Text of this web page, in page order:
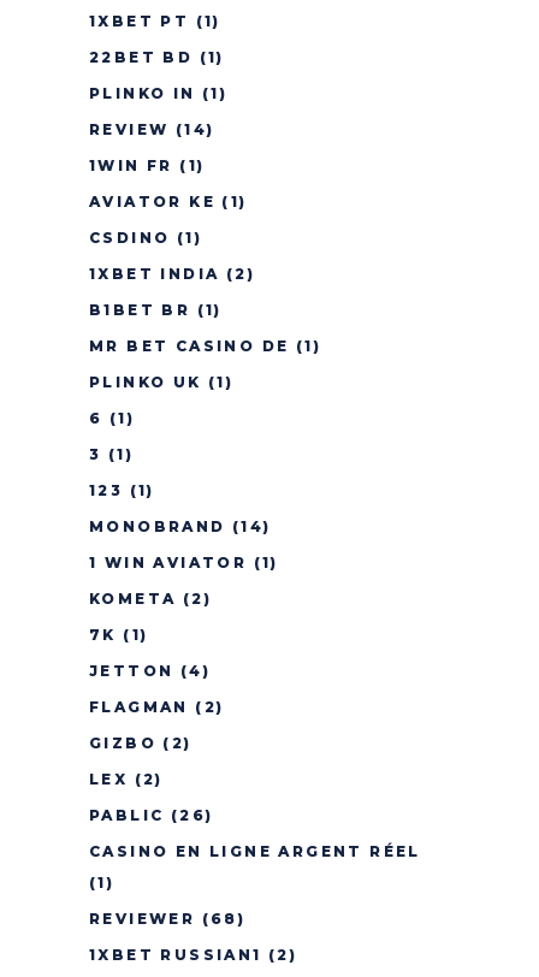
1XBET PT
(1)
22BET BD (1)
PLINKO IN
(1)
REVIEW (14)
1WIN FR (1)
AVIATOR KE (1)
CSDINO (1)
1XBET INDIA (2)
B1BET BR (1)
MR BET CASINO DE (1)
PLINKO UK (1)
6 (1)
3 (1)
123 (1)
MONOBRAND (14)
1 WIN AVIATOR (1)
KOMETA (2)
7K (1)
JETTON
(4)
FLAGMAN
(2)
GIZBO (2)
LEX (2)
PABLIC (26)
CASINO EN LIGNE ARGENT RÉEL
(1)
REVIEWER (68)
1XBET RUSSIAN1 (2)